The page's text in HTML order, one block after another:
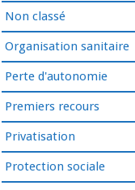
Non classé
Organisation sanitaire
Perte d'autonomie
Premiers recours
Privatisation
Protection sociale